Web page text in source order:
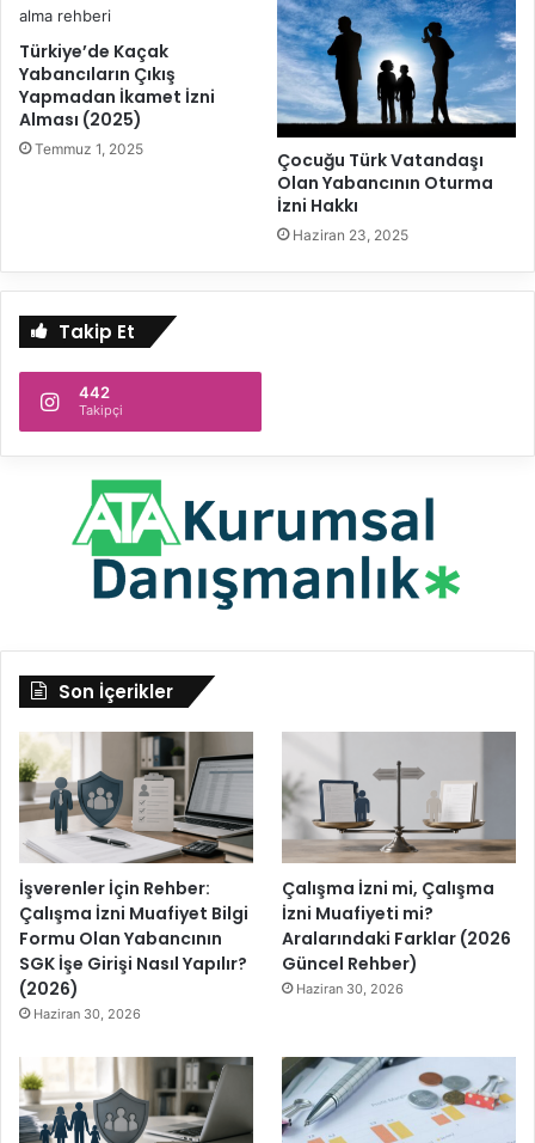
Türkiye’de Kaçak
Yabancıların Çıkış
Yapmadan İkamet İzni
Alması (2025)
Temmuz 1, 2025
Çocuğu Türk Vatandaşı
Olan Yabancının Oturma
İzni Hakkı
Haziran 23, 2025
Takip Et
442
Takipçi
Son İçerikler
İşverenler İçin Rehber:
Çalışma İzni Muafiyet Bilgi
Formu Olan Yabancının
SGK İşe Girişi Nasıl Yapılır?
(2026)
Haziran 30, 2026
Çalışma İzni mi, Çalışma
İzni Muafiyeti mi?
Aralarındaki Farklar (2026
Güncel Rehber)
Haziran 30, 2026